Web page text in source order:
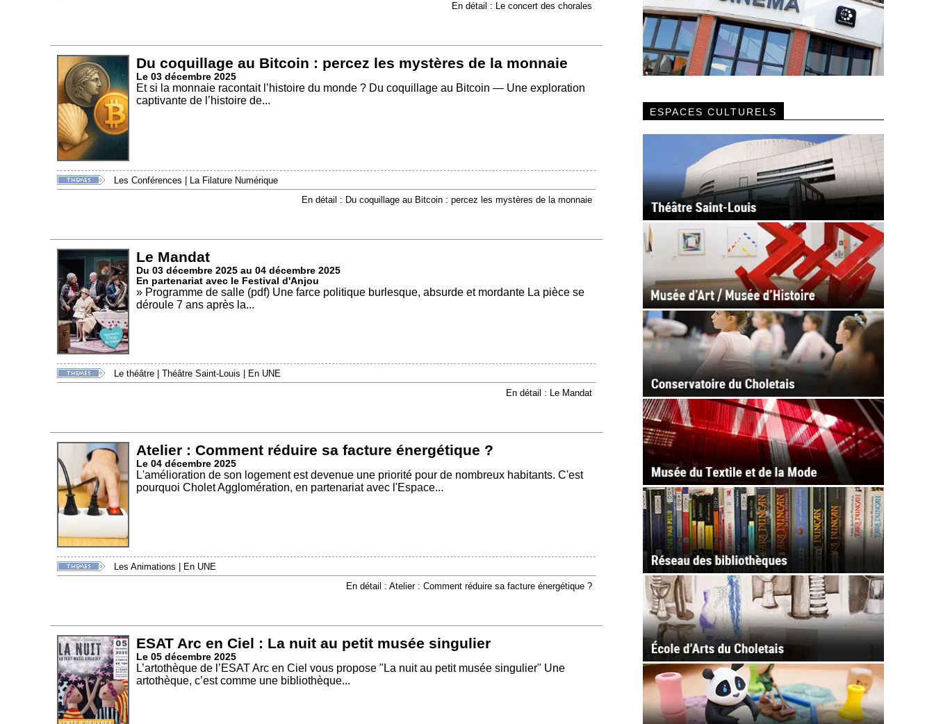
En détail : Le concert des chorales
Du coquillage au Bitcoin : percez les mystères de la monnaie
Le 03 décembre 2025
Et si la monnaie racontait l’histoire du monde ? Du coquillage au Bitcoin — Une exploration
captivante de l’histoire de...
Les Conférences
La Filature Numérique
En détail : Du coquillage au Bitcoin : percez les mystères de la monnaie
Le Mandat
Du 03 décembre 2025 au 04 décembre 2025
En partenariat avec le Festival d'Anjou
» Programme de salle (pdf) Une farce politique burlesque, absurde et mordante La pièce se
déroule 7 ans après la...
Le théâtre Théâtre Saint-Louis
En UNE
En détail : Le Mandat
Atelier : Comment réduire sa facture énergétique ?
Le 04 décembre 2025
L'amélioration de son logement est devenue une priorité pour de nombreux habitants. C'est
pourquoi Cholet Agglomération, en partenariat avec l'Espace...
Les Animations
En UNE
En détail : Atelier : Comment réduire sa facture énergétique ?
ESAT Arc en Ciel : La nuit au petit musée singulier
Le 05 décembre 2025
L’artothèque de l’ESAT Arc en Ciel vous propose "La nuit au petit musée singulier" Une
artothèque, c’est comme une bibliothèque...
ESPACES CULTURELS